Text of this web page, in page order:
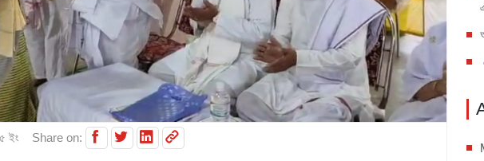
ইং Share on: